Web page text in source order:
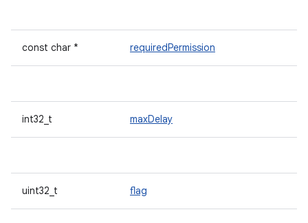
const char * requiredPermission
int32_t maxDelay
uint32_t flag